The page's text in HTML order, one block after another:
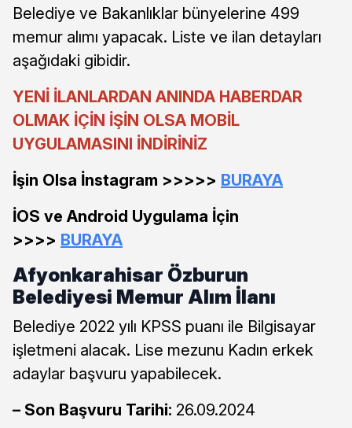
Belediye ve Bakanlıklar bünyelerine 499
memur alımı yapacak. Liste ve ilan detayları
aşağıdaki gibidir.
YENİ İLANLARDAN ANINDA HABERDAR
OLMAK İÇİN İŞİN OLSA MOBİL
UYGULAMASINI İNDİRİNİZ
İşin Olsa İnstagram >>>>> BURAYA
İOS ve Android Uygulama İçin
>>>> BURAYA
Afyonkarahisar Özburun
Belediyesi Memur Alım İlanı
Belediye 2022 yılı KPSS puanı ile Bilgisayar
işletmeni alacak. Lise mezunu Kadın erkek
adaylar başvuru yapabilecek.
– Son Başvuru Tarihi: 26.09.2024